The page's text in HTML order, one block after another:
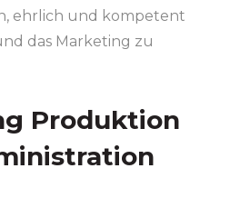
ehrlich und kompetent
das Marketing zu
Produktion